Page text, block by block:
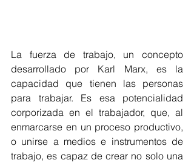
La fuerza de trabajo, un concepto
desarrollado por Karl Marx, es la
capacidad que tienen las personas
para trabajar. Es esa potencialidad
corporizada en el trabajador, que, al
enmarcarse en un proceso productivo,
o unirse a medios e instrumentos de
trabajo, es capaz de crear no solo una